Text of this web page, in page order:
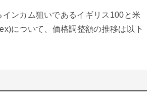
ンカム狙いであるイギリス100と米
について、価格調整額の推移は以下